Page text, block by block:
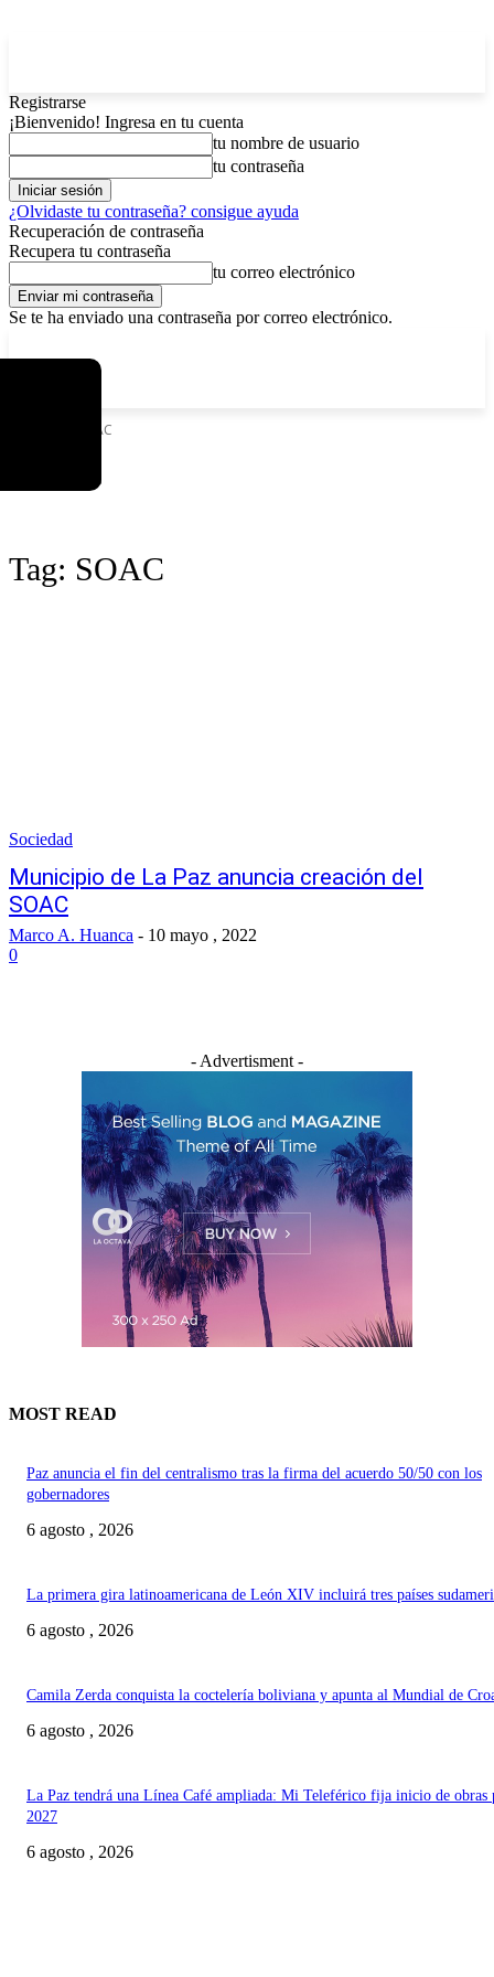
Registrarse
¡Bienvenido! Ingresa en tu cuenta
tu nombre de usuario
tu contraseña
¿Olvidaste tu contraseña? consigue ayuda
Recuperación de contraseña
Recupera tu contraseña
tu correo electrónico
Se te ha enviado una contraseña por correo electrónico.
SOAC
Tag: SOAC
Sociedad
Municipio de La Paz anuncia creación del
SOAC
Marco A. Huanca - 10 mayo , 2022
0
- Advertisment -
MOST READ
Paz anuncia el fin del centralismo tras la firma del acuerdo 50/50 con los
gobernadores
6 agosto , 2026
La primera gira latinoamericana de León XIV incluirá tres países
6 agosto , 2026
Camila Zerda conquista la coctelería boliviana y apunta al Mundial de
6 agosto , 2026
La Paz tendrá una Línea Café ampliada: Mi Teleférico fija inicio de obras
2027
6 agosto , 2026